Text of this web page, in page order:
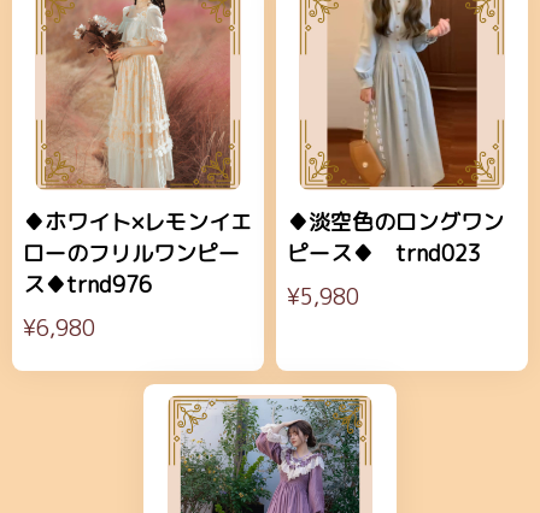
♦ホワイト×レモンイエ
ローのフリルワンピー
ス♦trnd976
¥6,980
♦淡空色のロングワン
ピース♦ trnd023
¥5,980